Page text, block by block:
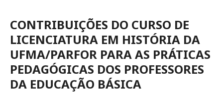
CONTRIBUIÇÕES DO CURSO DE
LICENCIATURA EM HISTÓRIA DA
UFMA/PARFOR PARA AS PRÁTICAS
PEDAGÓGICAS DOS PROFESSORES
DA EDUCAÇÃO BÁSICA